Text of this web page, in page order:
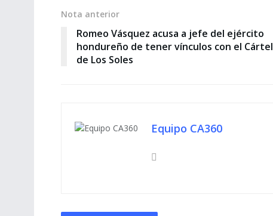
Nota anterior
Romeo Vásquez acusa a jefe del ejército
hondureño de tener vínculos con el Cártel
de Los Soles
Equipo CA360